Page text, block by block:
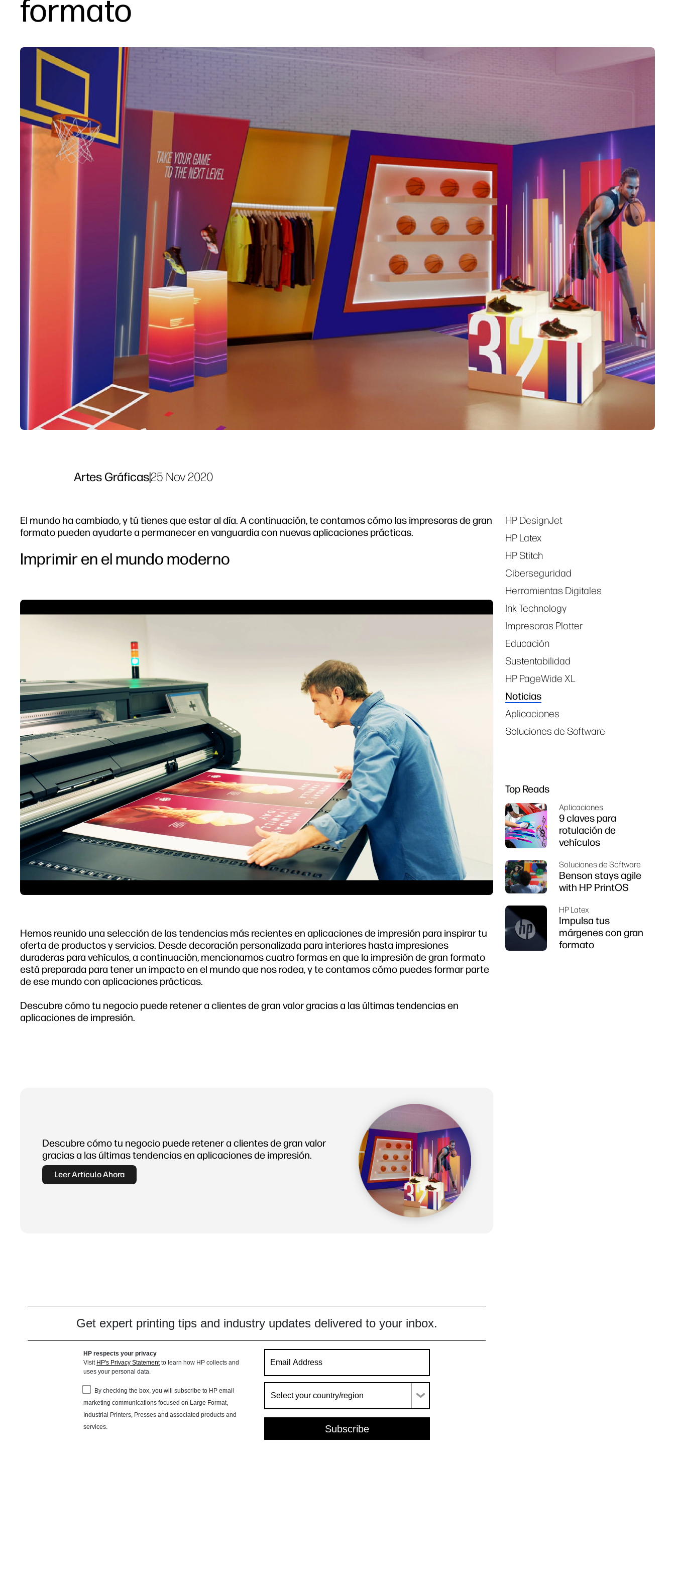
formato
Artes Gráficas|25 Nov 2020
El mundo ha cambiado, y tú tienes que estar al día. A continuación, te contamos cómo las impresoras de gran
formato pueden ayudarte a permanecer en vanguardia con nuevas aplicaciones prácticas.
Imprimir en el mundo moderno
Hemos reunido una selección de las tendencias más recientes en aplicaciones de impresión para inspirar tu
oferta de productos y servicios. Desde decoración personalizada para interiores hasta impresiones
duraderas para vehículos, a continuación, mencionamos cuatro formas en que la impresión de gran formato
está preparada para tener un impacto en el mundo que nos rodea, y te contamos cómo puedes formar parte
de ese mundo con aplicaciones prácticas.
Descubre cómo tu negocio puede retener a clientes de gran valor gracias a las últimas tendencias en
aplicaciones de impresión.
Descubre cómo tu negocio puede retener a clientes de gran valor
gracias a las últimas tendencias en aplicaciones de impresión.
Leer Artículo Ahora
Tags
HP DesignJet
HP Latex
HP Stitch
Ciberseguridad
Herramientas Digitales
Ink Technology
Impresoras Plotter
Educación
Sustentabilidad
HP PageWide XL
Noticias
Aplicaciones
Soluciones de Software
Top Reads
Aplicaciones
9 claves para
rotulación de
vehículos
Soluciones de Software
Benson stays agile
with HP PrintOS
HP Latex
Impulsa tus
márgenes con gran
formato